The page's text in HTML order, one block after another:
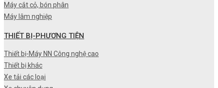
Máy cắt cỏ, bón phân
Máy lâm nghiệp
THIẾT BỊ-PHƯƠNG TIỆN
Thiết bị-Máy NN Công nghệ cao
Thiết bị khác
Xe tải các loại